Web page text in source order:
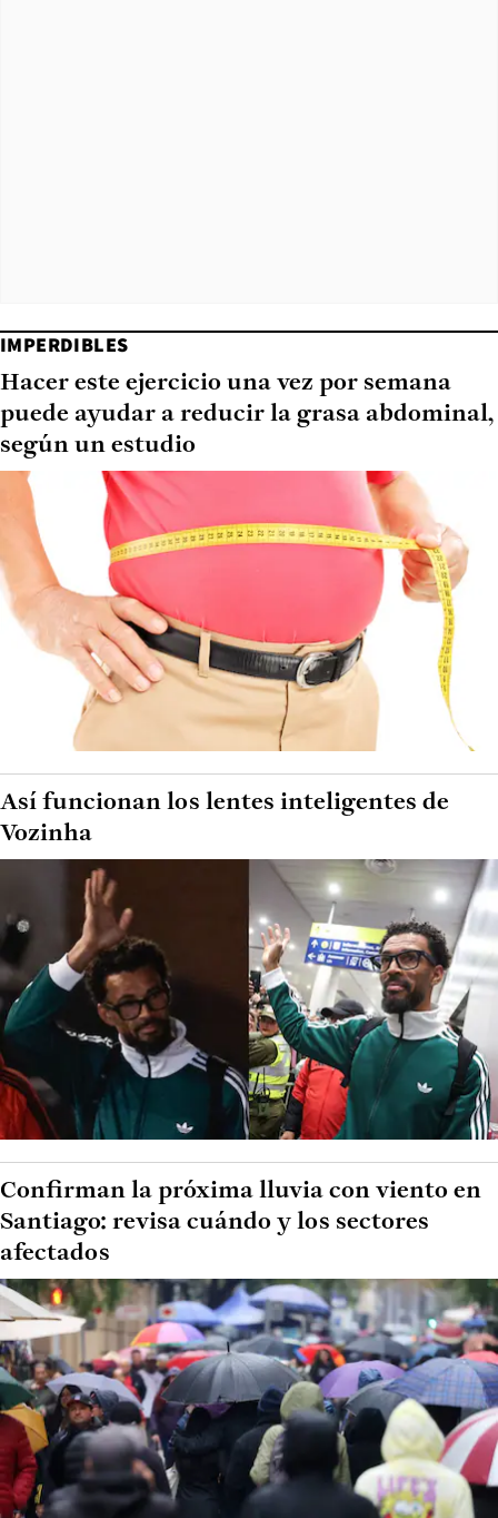
IMPERDIBLES
Hacer este ejercicio una vez por semana
puede ayudar a reducir la grasa abdominal,
según un estudio
Así funcionan los lentes inteligentes de
Vozinha
Confirman la próxima lluvia con viento en
Santiago: revisa cuándo y los sectores
afectados